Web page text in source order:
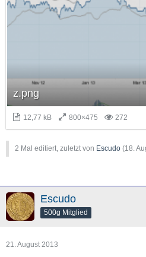
z.png
12,77 kB 800×475 272
2 Mal editiert, zuletzt von Escudo (18.
Escudo
500g Mitglied
21. August 2013